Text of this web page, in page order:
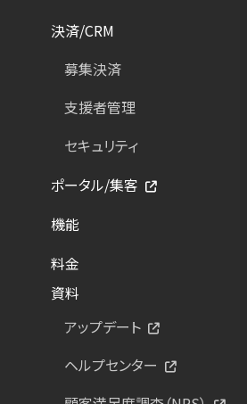
決済/CRM
募集決済
支援者管理
セキュリティ
ポータル/集客
機能
料金
資料
アップデート
ヘルプセンター